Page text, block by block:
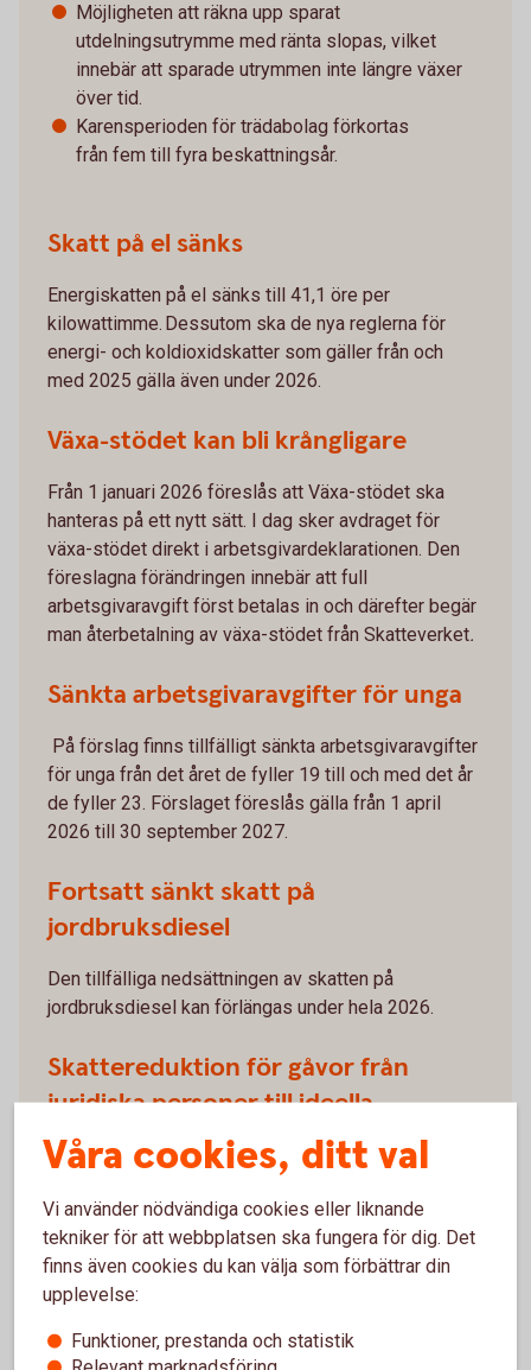
Möjligheten att räkna upp sparat
utdelningsutrymme med ränta slopas, vilket
innebär att sparade utrymmen inte längre växer
över tid.
Karensperioden för trädabolag förkortas
från fem till fyra beskattningsår.
Skatt på el sänks
Energiskatten på el sänks till 41,1 öre per
kilowattimme. Dessutom ska de nya reglerna för
energi- och koldioxidskatter som gäller från och
med 2025 gälla även under 2026.
Växa-stödet kan bli krångligare
Från 1 januari 2026 föreslås att Växa-stödet ska
hanteras på ett nytt sätt. I dag sker avdraget för
växa-stödet direkt i arbetsgivardeklarationen. Den
föreslagna förändringen innebär att full
arbetsgivaravgift först betalas in och därefter begär
man återbetalning av växa-stödet från Skatteverket.
Sänkta arbetsgivaravgifter för unga
På förslag finns tillfälligt sänkta arbetsgivaravgifter
för unga från det året de fyller 19 till och med det år
de fyller 23. Förslaget föreslås gälla från 1 april
2026 till 30 september 2027.
Fortsatt sänkt skatt på
jordbruksdiesel
Den tillfälliga nedsättningen av skatten på
jordbruksdiesel kan förlängas under hela 2026.
Skattereduktion för gåvor från
juridiska personer till ideella
verksamheter
gåvor upp till 800 000 kronor/år till godkända
gåvomottagare. Sådana gåvor ska inte
utdelningsbeskattas hos ägare av företaget.
Våra cookies, ditt val
Vi använder nödvändiga cookies eller liknande
tekniker för att webbplatsen ska fungera för dig. Det
finns även cookies du kan välja som förbättrar din
upplevelse:
Funktioner, prestanda och statistik